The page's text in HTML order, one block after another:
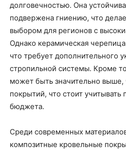
долговечностью. Она
подвержена гниению, что
выбором для регионов с
Однако керамическая
что требует дополнительного
стропильной системы. Кроме
может быть значительно выше,
покрытий, что стоит учитывать
бюджета.
Среди современных
композитные кровельные